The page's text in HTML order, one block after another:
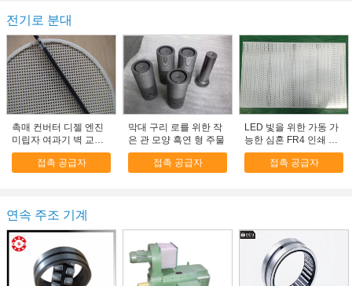
전기로 분대
촉매 컨버터 디젤 엔진
미립자 여과기 벽 교류,
세라믹 운반대
접촉 공급자
막대 구리 로를 위한 작
은 관 모양 흑연 형 주물
접촉 공급자
LED 빛을 위한 가동 가
능한 심혼 FR4 인쇄 회
로 기판 회의
접촉 공급자
연속 주조 기계